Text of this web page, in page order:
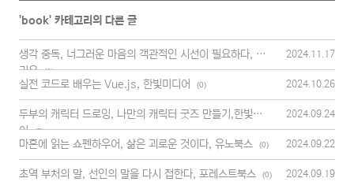
'book' 카테고리의 다른 글
생각 중독, 너그러운 마음의 객관적인 시선이 필요하다, 갤
리온
(1)
2024.11.17
실전 코드로 배우는 Vue.js, 한빛미디어 (0) 2024.10.26
두부의 캐릭터 드로잉, 나만의 캐릭터 굿즈 만들기,한빛미디
어
(5)
2024.09.24
마흔에 읽는 쇼펜하우어, 삶은 괴로운 것이다, 유노북스 (0) 2024.09.22
초역 부처의 말, 선인의 말을 다시 접한다, 포레스트북스 (0) 2024.09.19